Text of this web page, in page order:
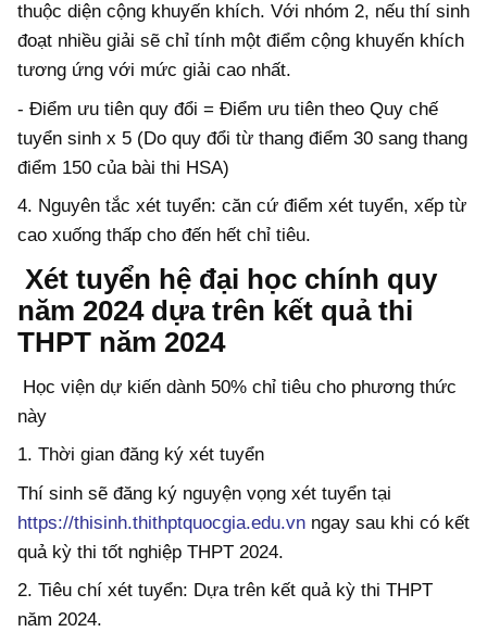
thuộc diện cộng khuyến khích. Với nhóm 2, nếu thí sinh
đoạt nhiều giải sẽ chỉ tính một điểm cộng khuyến khích
tương ứng với mức giải cao nhất.
- Điểm ưu tiên quy đổi = Điểm ưu tiên theo Quy chế
tuyển sinh x 5 (Do quy đổi từ thang điểm 30 sang thang
điểm 150 của bài thi HSA)
4. Nguyên tắc xét tuyển: căn cứ điểm xét tuyển, xếp từ
cao xuống thấp cho đến hết chỉ tiêu.
Xét tuyển hệ đại học chính quy
năm 2024 dựa trên kết quả thi
THPT năm 2024
Học viện dự kiến dành 50% chỉ tiêu cho phương thức
này
1. Thời gian đăng ký xét tuyển
Thí sinh sẽ đăng ký nguyện vọng xét tuyển tại
https://thisinh.thithptquocgia.edu.vn ngay sau khi có kết
quả kỳ thi tốt nghiệp THPT 2024.
2. Tiêu chí xét tuyển: Dựa trên kết quả kỳ thi THPT
năm 2024.